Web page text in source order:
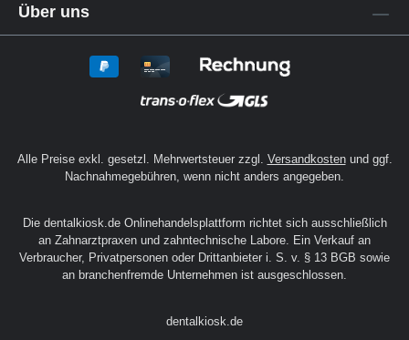
Über uns
Alle Preise exkl. gesetzl. Mehrwertsteuer zzgl. Versandkostenund ggf.
Nachnahmegebühren, wenn nicht anders angegeben.
Die dentalkiosk.de Onlinehandelsplattform richtet sich ausschließlich
an Zahnarztpraxen und zahntechnische Labore. Ein Verkauf an
Verbraucher, Privatpersonen oder Drittanbieter i. S. v. § 13 BGB sowie
an branchenfremde Unternehmen ist ausgeschlossen.
dentalkiosk.de